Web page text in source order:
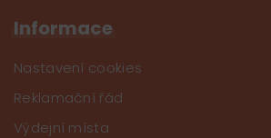
Informace
Nastavení cookies
Reklamační řád
Výdejní místa